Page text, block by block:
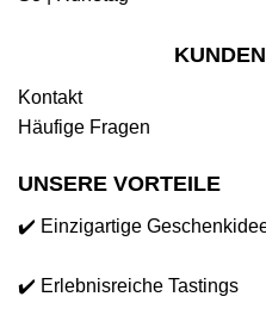
Kontakt
Häufige Fragen
UNSERE VORTEILE
✔️ Einzigartige
✔️ Erlebnisreiche Tastings